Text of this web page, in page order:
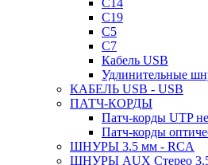
C14
C19
C5
C7
Кабель USB
Удлинительные
КАБЕЛЬ USB - USB
ПАТЧ-КОРДЫ
Патч-корды UTP
Патч-корды
ШНУРЫ 3.5 мм - RCA
ШНУРЫ AUX Стерео